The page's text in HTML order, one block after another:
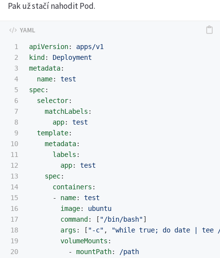
Pak už stačí nahodit Pod.
1
2
3
4
5
6
7
8
9
10
11
12
13
14
15
16
17
18
19
20
apiVersion:
apps/v1
kind :
Deployment
metadata:
name:
test
spec:
selector:
matchLabels :
app:
test
template:
metadata:
labels :
app:
test
spec:
containers :
-
name:
test
image:
ubuntu
command : [ "/bin/bash"]
args : [ "-c" , "while true; do date tee
volumeMounts :
-
mountPath: /path